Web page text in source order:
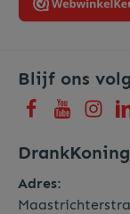
Blijf ons
Adres: